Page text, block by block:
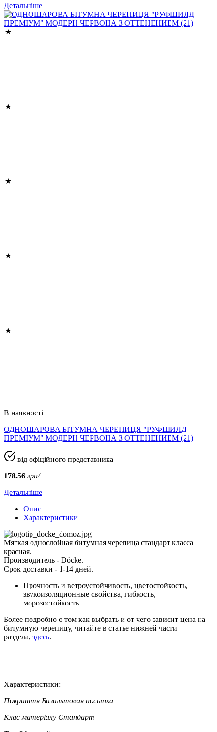
Детальніше
В наявності
ОДНОШАРОВА БІТУМНА ЧЕРЕПИЦЯ "РУФШИЛД
ПРЕМІУМ" МОДЕРН ЧЕРВОНА З ОТТЕНЕНИЕМ (21)
від офіційного представника
178.56 грн/
Детальніше
Опис
Характеристики
Мягкая однослойная битумная черепица стандарт класса
красная.
Производитель - Döcke.
Срок доставки - 1-14 дней.
Прочность и ветроустойчивость, цветостойкость,
звукоизоляционные свойства, гибкость,
морозостойкость.
Более подробно о том как выбрать и от чего зависит цена на
битумную черепицу, читайте в статье нижней части
раздела, здесь.
Характеристики:
Покриття Базальтовая посыпка
Клас матеріалу Стандарт